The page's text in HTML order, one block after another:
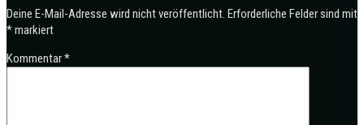
Deine E-Mail-Adresse wird nicht veröffentlicht. Erforderliche Felder sind mit
*markiert
Kommentar*